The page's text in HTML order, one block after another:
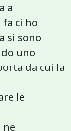
a
ci ho
si sono
uno
da cui la
le
ne